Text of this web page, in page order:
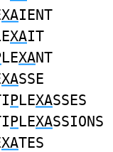
XAIENT
XAIT
LEXANT
XASSE
PLEXASSES
PLEXASSIONS
XATES